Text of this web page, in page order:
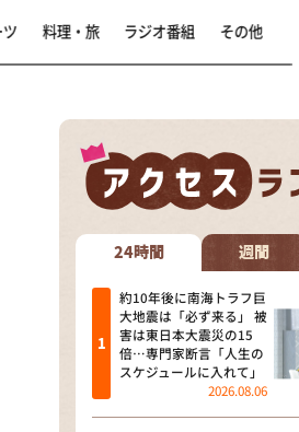
なるみ・岡村の過
相席食堂
これ余談なんです
～人生密着トー
～ やすとものい
探偵！ナイトス
料理・旅 ラジオ番組 その他
24時間 週間
約10年後に南海トラフ巨
大地震は「必ず来る」 被
害は東日本大震災の15
倍…専門家断言「人生の
スケジュールに入れて」
2026.08.06